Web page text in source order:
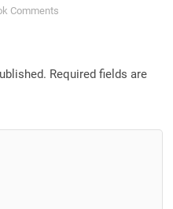
Comments
Required fields are